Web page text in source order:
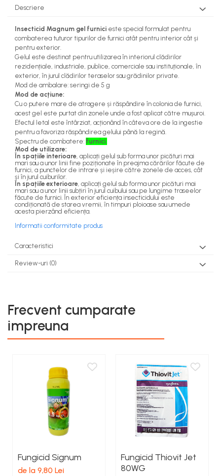
teascuri
Nivele laser si Telemetre
Nivele si masurare unghi
Nivele, Echere si Compasuri
Rulete
Descriere
Insecticid Magnum gel furnici este special formulat pentru
combaterea tuturor tipurilor de furnici atât pentru interior cât și
pentru exterior.
Gelul este destinat pentru utilizarea în interiorul clădirilor
rezidențiale, industriale, publice, comerciale sau instituționale, în
exterior, în jurul clădirilor teraselor sau grădinilor private.
Mod de ambalare: seringi de 5 g
Mod de acțiune:
Cu o putere mare de atragere și răspândire în colonia de furnici,
acest gel este purtat din zonele unde a fost aplicat către mușuroi.
Efectul letal este întârziat, acționând în câteva ore de la ingestie
pentru a favoriza răspândirea gelului până la regină.
Spectru de combatere: furnici.
Mod de utilizare:
În spațiile interioare, aplicați gelul sub forma unor picături mai
mari sau a unor linii fine poziționate în preajma cărărilor făcute de
furnici, a punctelor de intrare și ieșire către zonele de acces, cât
și în jurul cuiburilor.
În spațiile exterioare, aplicați gelul sub forma unor picături mai
mari sau a unor linii subțiri în jurul cuibului sau pe lungime traseelor
făcute de furnici. În exterior eficiența insecticidului este
condiționată de starea vremii, în timpuri ploioase sau umede
acesta pierzând eficiența.
Informatii conformitate produs
Caracteristici
Review-uri (0)
Frecvent cumparate
impreuna
Fungicid Signum
de la 9,80 Lei
Fungicid Thiovit Jet
80WG